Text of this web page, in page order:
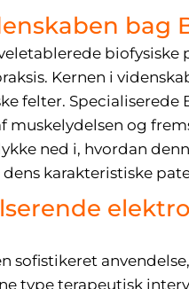
bag
Kernen i
felter. Specialiserede
muskelydelsen og
ned i, hvordan
karakteristiske
sofistikeret
type terapeutisk